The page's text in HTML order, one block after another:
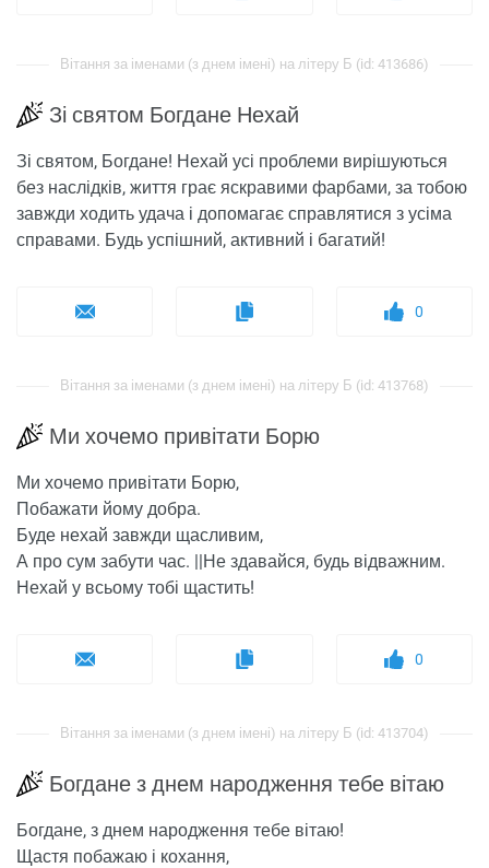
Вітання за іменами (з днем ​​імені) на літеру Б (id: 413686)
Зі святом Богдане Нехай
Зі святом, Богдане! Нехай усі проблеми вирішуються
без наслідків, життя грає яскравими фарбами, за тобою
завжди ходить удача і допомагає справлятися з усіма
справами. Будь успішний, активний і багатий!
0
Вітання за іменами (з днем ​​імені) на літеру Б (id: 413768)
Ми хочемо привітати Борю
Ми хочемо привітати Борю,
Побажати йому добра.
Буде нехай завжди щасливим,
А про сум забути час. ||Не здавайся, будь відважним.
Нехай у всьому тобі щастить!
0
Вітання за іменами (з днем ​​імені) на літеру Б (id: 413704)
Богдане з днем ​​народження тебе вітаю
Богдане, з днем ​​народження тебе вітаю!
Щастя побажаю і кохання,